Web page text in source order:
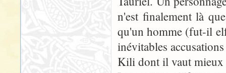
n'est finalement là
qu'un homme (fut-il
inévitables
Kili dont il vaut mieux